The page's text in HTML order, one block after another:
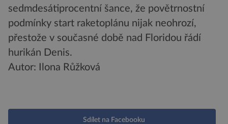
sedmdesátiprocentní šance, že povětrnostní
podmínky start raketoplánu nijak neohrozí,
přestože v současné době nad Floridou řádí
hurikán Denis.
Autor: Ilona Růžková
Sdílet na Facebooku